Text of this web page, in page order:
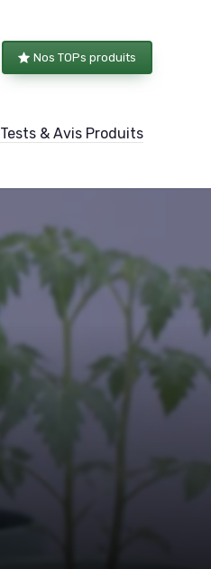
Nos TOPs produits
Tests & Avis Produits